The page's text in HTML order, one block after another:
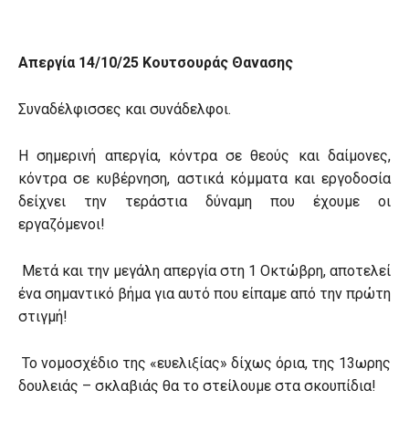
Απεργία 14/10/25 Κουτσουράς Θανασης
Συναδέλφισσες και συνάδελφοι.
Η σημερινή απεργία, κόντρα σε θεούς και δαίμονες,
κόντρα σε κυβέρνηση, αστικά κόμματα και εργοδοσία
δείχνει την τεράστια δύναμη που έχουμε οι
εργαζόμενοι!
Μετά και την μεγάλη απεργία στη 1 Οκτώβρη, αποτελεί
ένα σημαντικό βήμα για αυτό που είπαμε από την πρώτη
στιγμή!
Το νομοσχέδιο της «ευελιξίας» δίχως όρια, της 13ωρης
δουλειάς – σκλαβιάς θα το στείλουμε στα σκουπίδια!